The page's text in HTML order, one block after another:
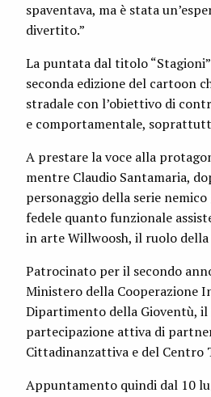
spaventava, ma è stata
divertito.”
La puntata dal titolo
seconda edizione del cartoon
stradale con l’obiettivo di
e comportamentale,
A prestare la voce alla
mentre Claudio Santamaria,
personaggio della serie
fedele quanto funzionale
in arte Willwoosh, il ruolo
Patrocinato per il secondo
Ministero della Cooperazione
Dipartimento della Gioventù,
partecipazione attiva di
Cittadinanzattiva e del Centro
Appuntamento quindi dal 10